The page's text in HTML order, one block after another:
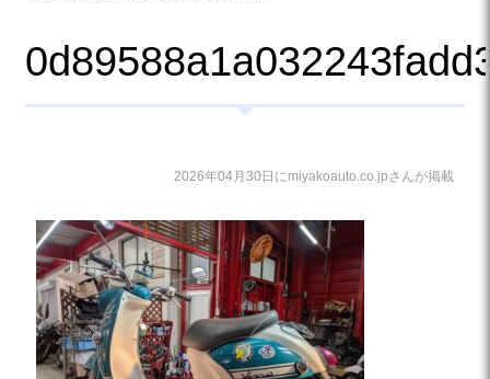
2026年04月30日にmiyakoauto.co.jpさんが掲載